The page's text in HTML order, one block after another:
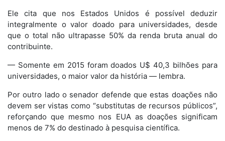
Ele cita que nos Estados Unidos é possível deduzir
integralmente o valor doado para universidades, desde
que o total não ultrapasse 50% da renda bruta anual do
contribuinte.
— Somente em 2015 foram doados U$ 40,3 bilhões para
universidades, o maior valor da história — lembra.
Por outro lado o senador defende que estas doações não
devem ser vistas como “substitutas de recursos públicos”,
reforçando que mesmo nos EUA as doações significam
menos de 7% do destinado à pesquisa científica.